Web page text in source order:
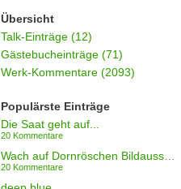
Übersicht
Talk-Einträge (12)
Gästebucheinträge (71)
Werk-Kommentare (2093)
Populärste Einträge
Die Saat geht auf...
20 Kommentare
Wach auf Dornröschen Bildausschnitt II
20 Kommentare